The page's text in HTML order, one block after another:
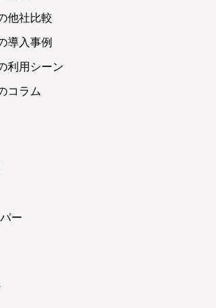
他社比較
導入事例
利用シーン
コラム
ー